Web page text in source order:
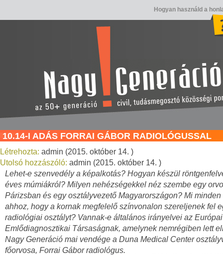
Hogyan használd a
10.14-I ADÁS FORRAI GÁBOR RADIOLÓGUSSAL
Létrehozta: admin (2015. október 14. )
Utolsó hozzászóló: admin (2015. október 14. )
Lehet-e szenvedély a képalkotás? Hogyan készül
éves múmiákról? Milyen nehézségekkel néz szembe egy
Párizsban és egy osztályvezető Magyarországon? Mi minden
ahhoz, hogy a kornak megfelelő színvonalon szereljenek fel
radiológiai osztályt? Vannak-e általános irányelvei az Európai
Emlődiagnosztikai Társaságnak, amelynek nemrégiben lett
Nagy Generáció mai vendége a Duna Medical Center
főorvosa, Forrai Gábor radiológus.